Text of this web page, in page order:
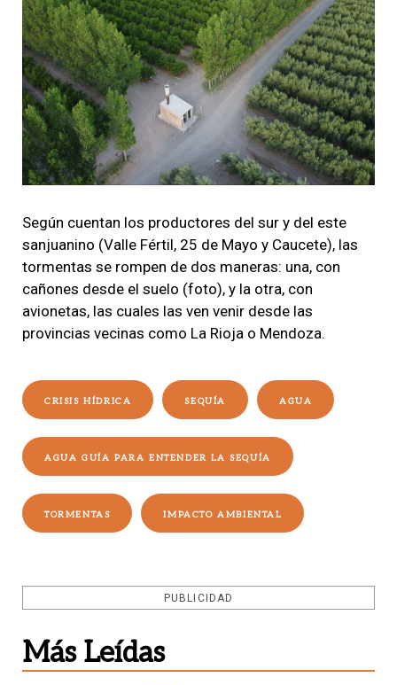
Según cuentan los productores del sur y del este
sanjuanino (Valle Fértil, 25 de Mayo y Caucete), las
tormentas se rompen de dos maneras: una, con
cañones desde el suelo (foto), y la otra, con
avionetas, las cuales las ven venir desde las
provincias vecinas como La Rioja o Mendoza.
CRISIS HÍDRICA SEQUÍA AGUA
AGUA GUÍA PARA ENTENDER LA SEQUÍA
TORMENTAS IMPACTO AMBIENTAL
PUBLICIDAD
Más Leídas